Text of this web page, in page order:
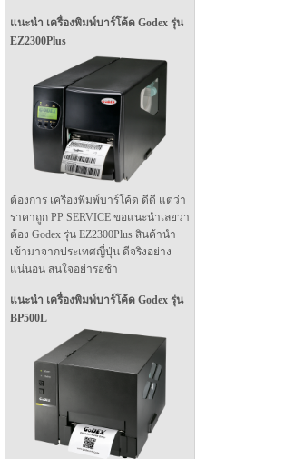
แนะนำ เครื่องพิมพ์บาร์โค้ด Godex รุ่น
EZ2300Plus
ต้องการ เครื่องพิมพ์บาร์โค้ด ดีดี แต่ว่า
ราคาถูก PP SERVICE ขอแนะนำเลยว่า
ต้อง Godex รุ่น EZ2300Plus สินค้านำ
เข้ามาจากประเทศญี่ปุ่น ดีจริงอย่าง
แน่นอน สนใจอย่ารอช้า
แนะนำ เครื่องพิมพ์บาร์โค้ด Godex รุ่น
BP500L